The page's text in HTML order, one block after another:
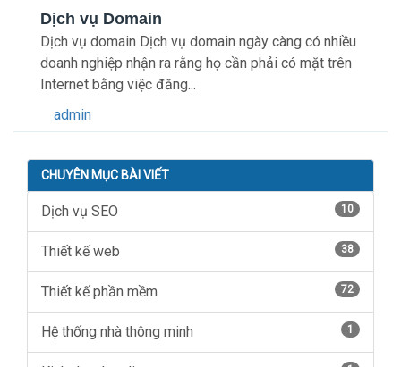
Dịch vụ Domain
Dịch vụ domain Dịch vụ domain ngày càng có nhiều
doanh nghiệp nhận ra rằng họ cần phải có mặt trên
Internet bằng việc đăng...
admin
CHUYÊN MỤC BÀI VIẾT
Dịch vụ SEO 10
Thiết kế web 38
Thiết kế phần mềm 72
Hệ thống nhà thông minh 1